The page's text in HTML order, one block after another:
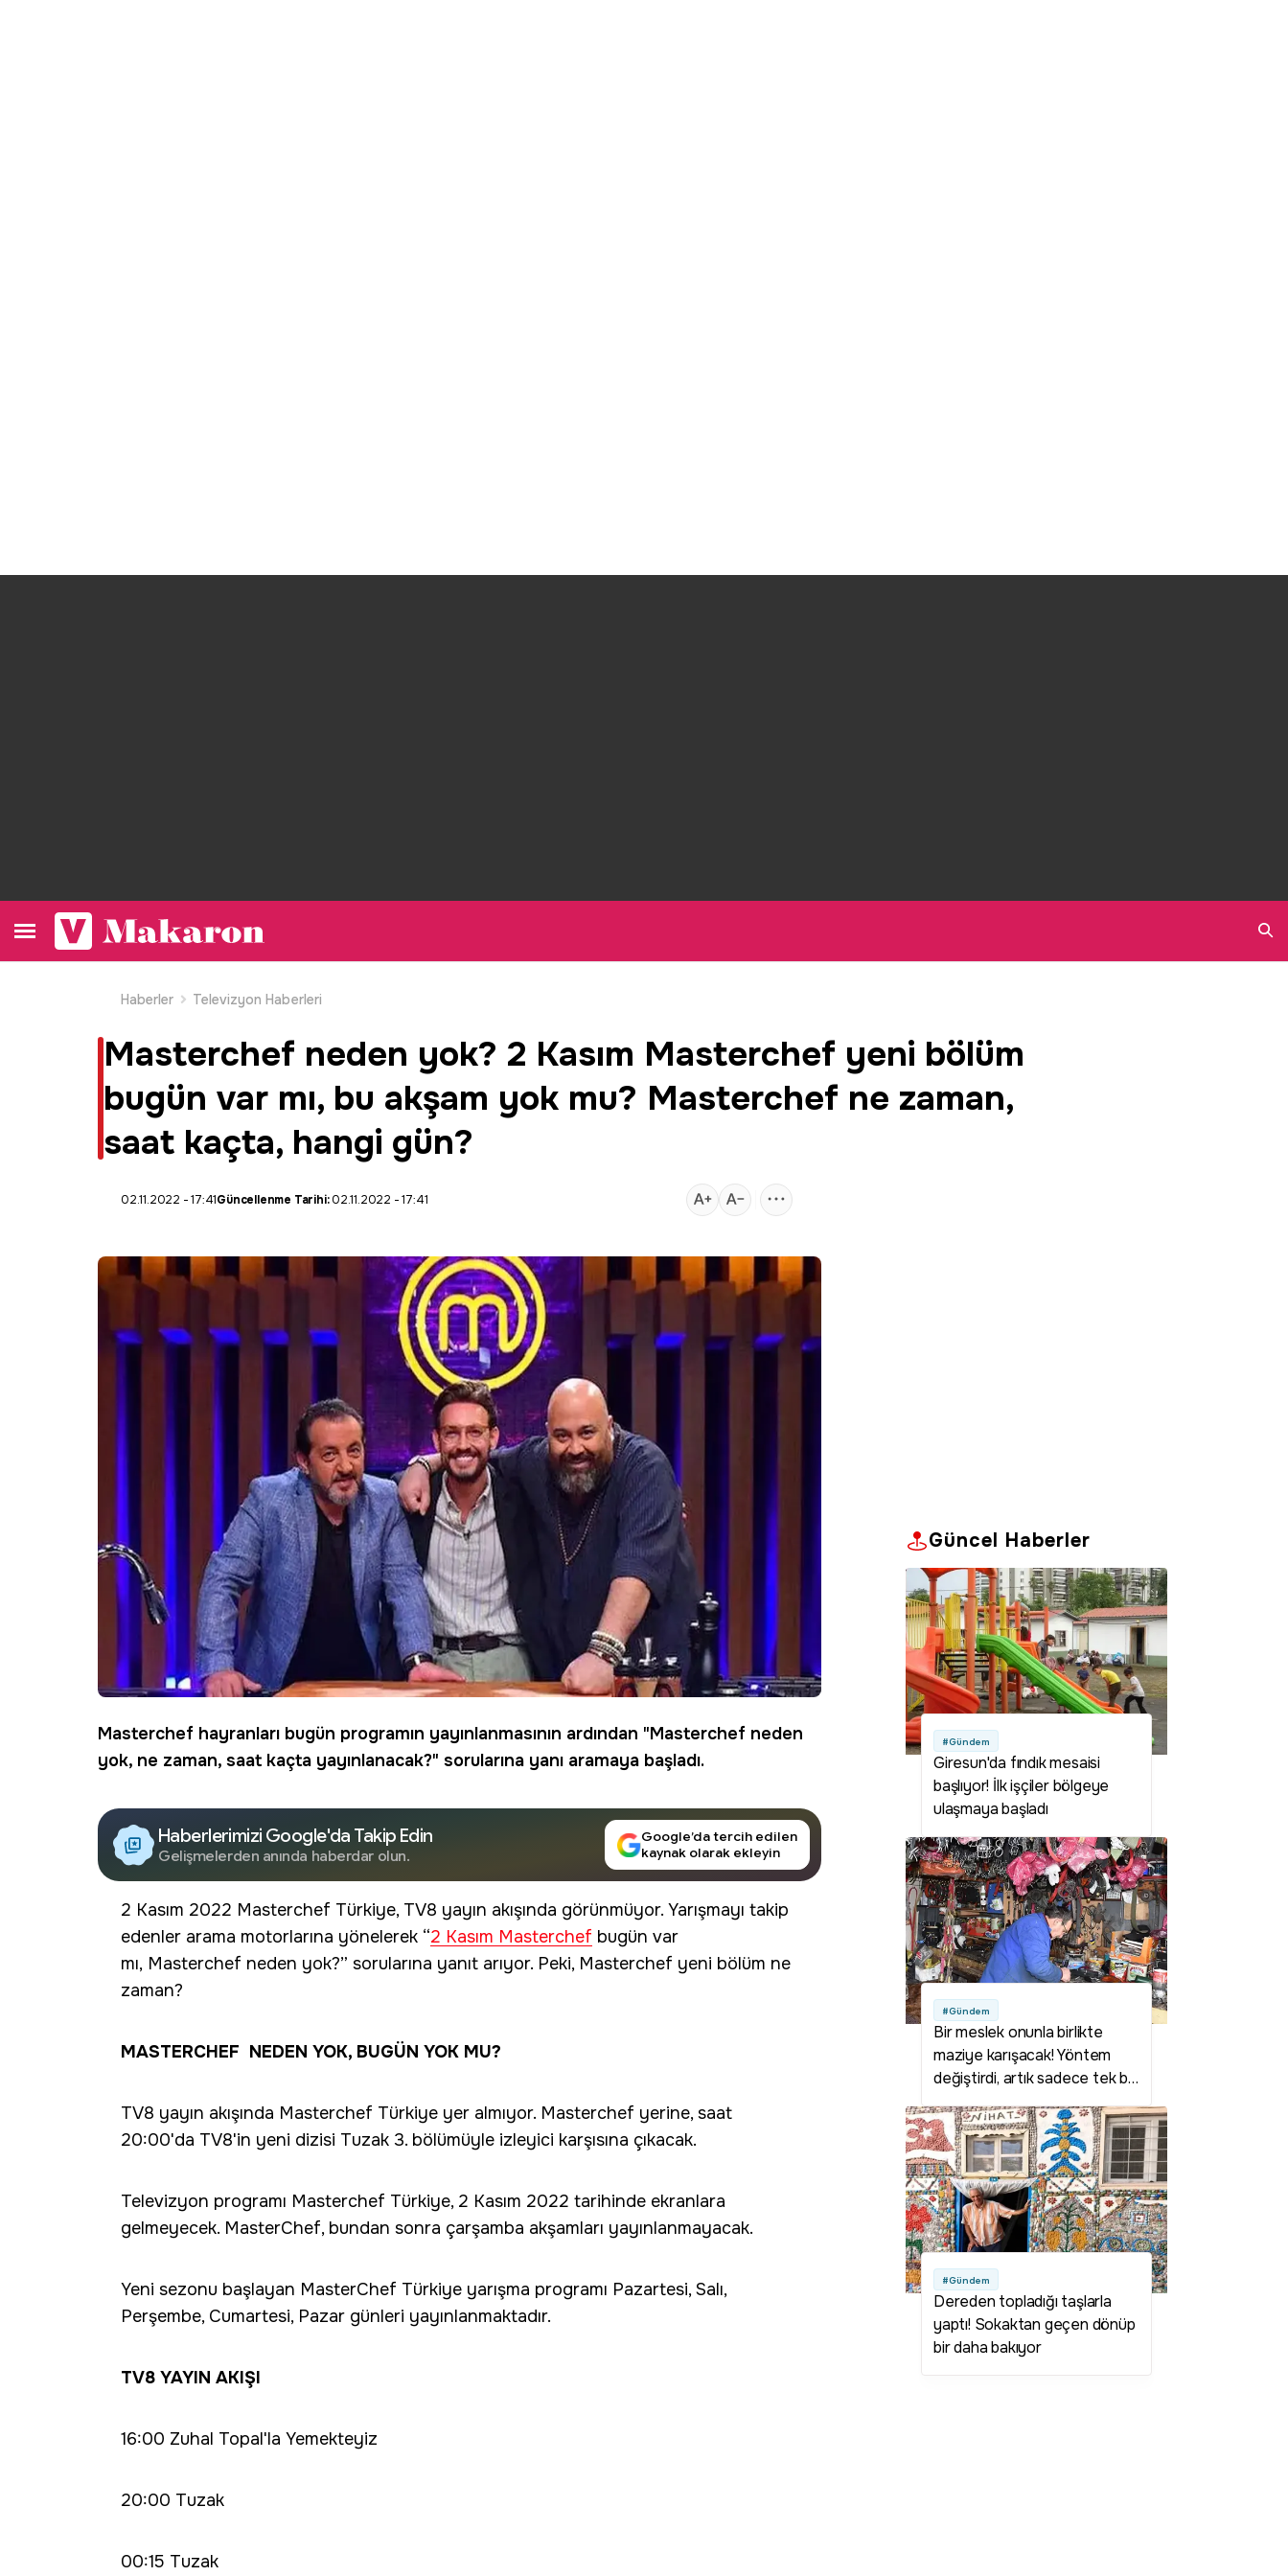
Haberler
Televizyon Haberleri
Masterchef neden yok? 2 Kasım Masterchef yeni bölüm
bugün var mı, bu akşam yok mu? Masterchef ne zaman,
saat kaçta, hangi gün?
02.11.2022 - 17:41Güncellenme Tarihi:02.11.2022 - 17:41
Masterchef hayranları bugün programın yayınlanmasının ardından "Masterchef neden
yok, ne zaman, saat kaçta yayınlanacak?" sorularına yanı aramaya başladı.
Haberlerimizi Google'da Takip Edin
Gelişmelerden anında haberdar olun.
Google’da tercih edilen
kaynak olarak ekleyin
2 Kasım 2022 Masterchef Türkiye, TV8 yayın akışında görünmüyor. Yarışmayı takip
edenler arama motorlarına yönelerek “2 Kasım Masterchef bugün var
mı, Masterchef neden yok?” sorularına yanıt arıyor. Peki, Masterchef yeni bölüm ne
zaman?
MASTERCHEF NEDEN YOK, BUGÜN YOK MU?
TV8 yayın akışında Masterchef Türkiye yer almıyor. Masterchef yerine, saat
20:00'da TV8'in yeni dizisi Tuzak 3. bölümüyle izleyici karşısına çıkacak.
Televizyon programı Masterchef Türkiye, 2 Kasım 2022 tarihinde ekranlara
gelmeyecek. MasterChef, bundan sonra çarşamba akşamları yayınlanmayacak.
Yeni sezonu başlayan MasterChef Türkiye yarışma programı Pazartesi, Salı,
Perşembe, Cumartesi, Pazar günleri yayınlanmaktadır.
TV8 YAYIN AKIŞI
16:00 Zuhal Topal'la Yemekteyiz
20:00 Tuzak
00:15 Tuzak
Güncel Haberler
#Gündem
Giresun'da fındık mesaisi
başlıyor! İlk işçiler bölgeye
ulaşmaya başladı
#Gündem
Bir meslek onunla birlikte
maziye karışacak! Yöntem
değiştirdi, artık sadece tek bir
#Gündem
Dereden topladığı taşlarla
yaptı! Sokaktan geçen dönüp
bir daha bakıyor